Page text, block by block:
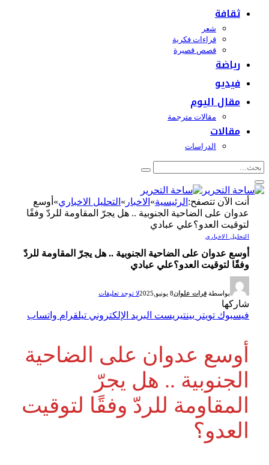
ثقافة
شعر
قراءات فكرية
قصص قصيرة
رياضة
فيديو
مقال اليوم
مقالات مترجمة
مقالات
الدراسات
أنت الآن تتصفح:الرئيسية»الاخبار» التحليل الاخباري»أوسع
عدوان على الضاحية الجنوبية .. هل يجرّ المقاومة للردّ وفقًا
لتوقيت العدو؟علي عبادي
التحليل الاخباري
أوسع عدوان على الضاحية الجنوبية .. هل يجرّ المقاومة للردّ
وفقًا لتوقيت العدو؟علي عبادي
بواسطة فرات علوان 8 يونيو,2025 لا توجد تعليقات
شاركها
فيسبوك تويتر بينتيريست البريد الإلكتروني تيلقرام واتساب
أوسع عدوان على الضاحية
الجنوبية .. هل يجرّ
المقاومة للردّ وفقًا لتوقيت
العدو؟